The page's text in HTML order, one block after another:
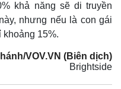
khả năng sẽ di truyền
nhưng nếu là con gái
khoảng 15%.
VOV.VN (Biên dịch)
Brightside